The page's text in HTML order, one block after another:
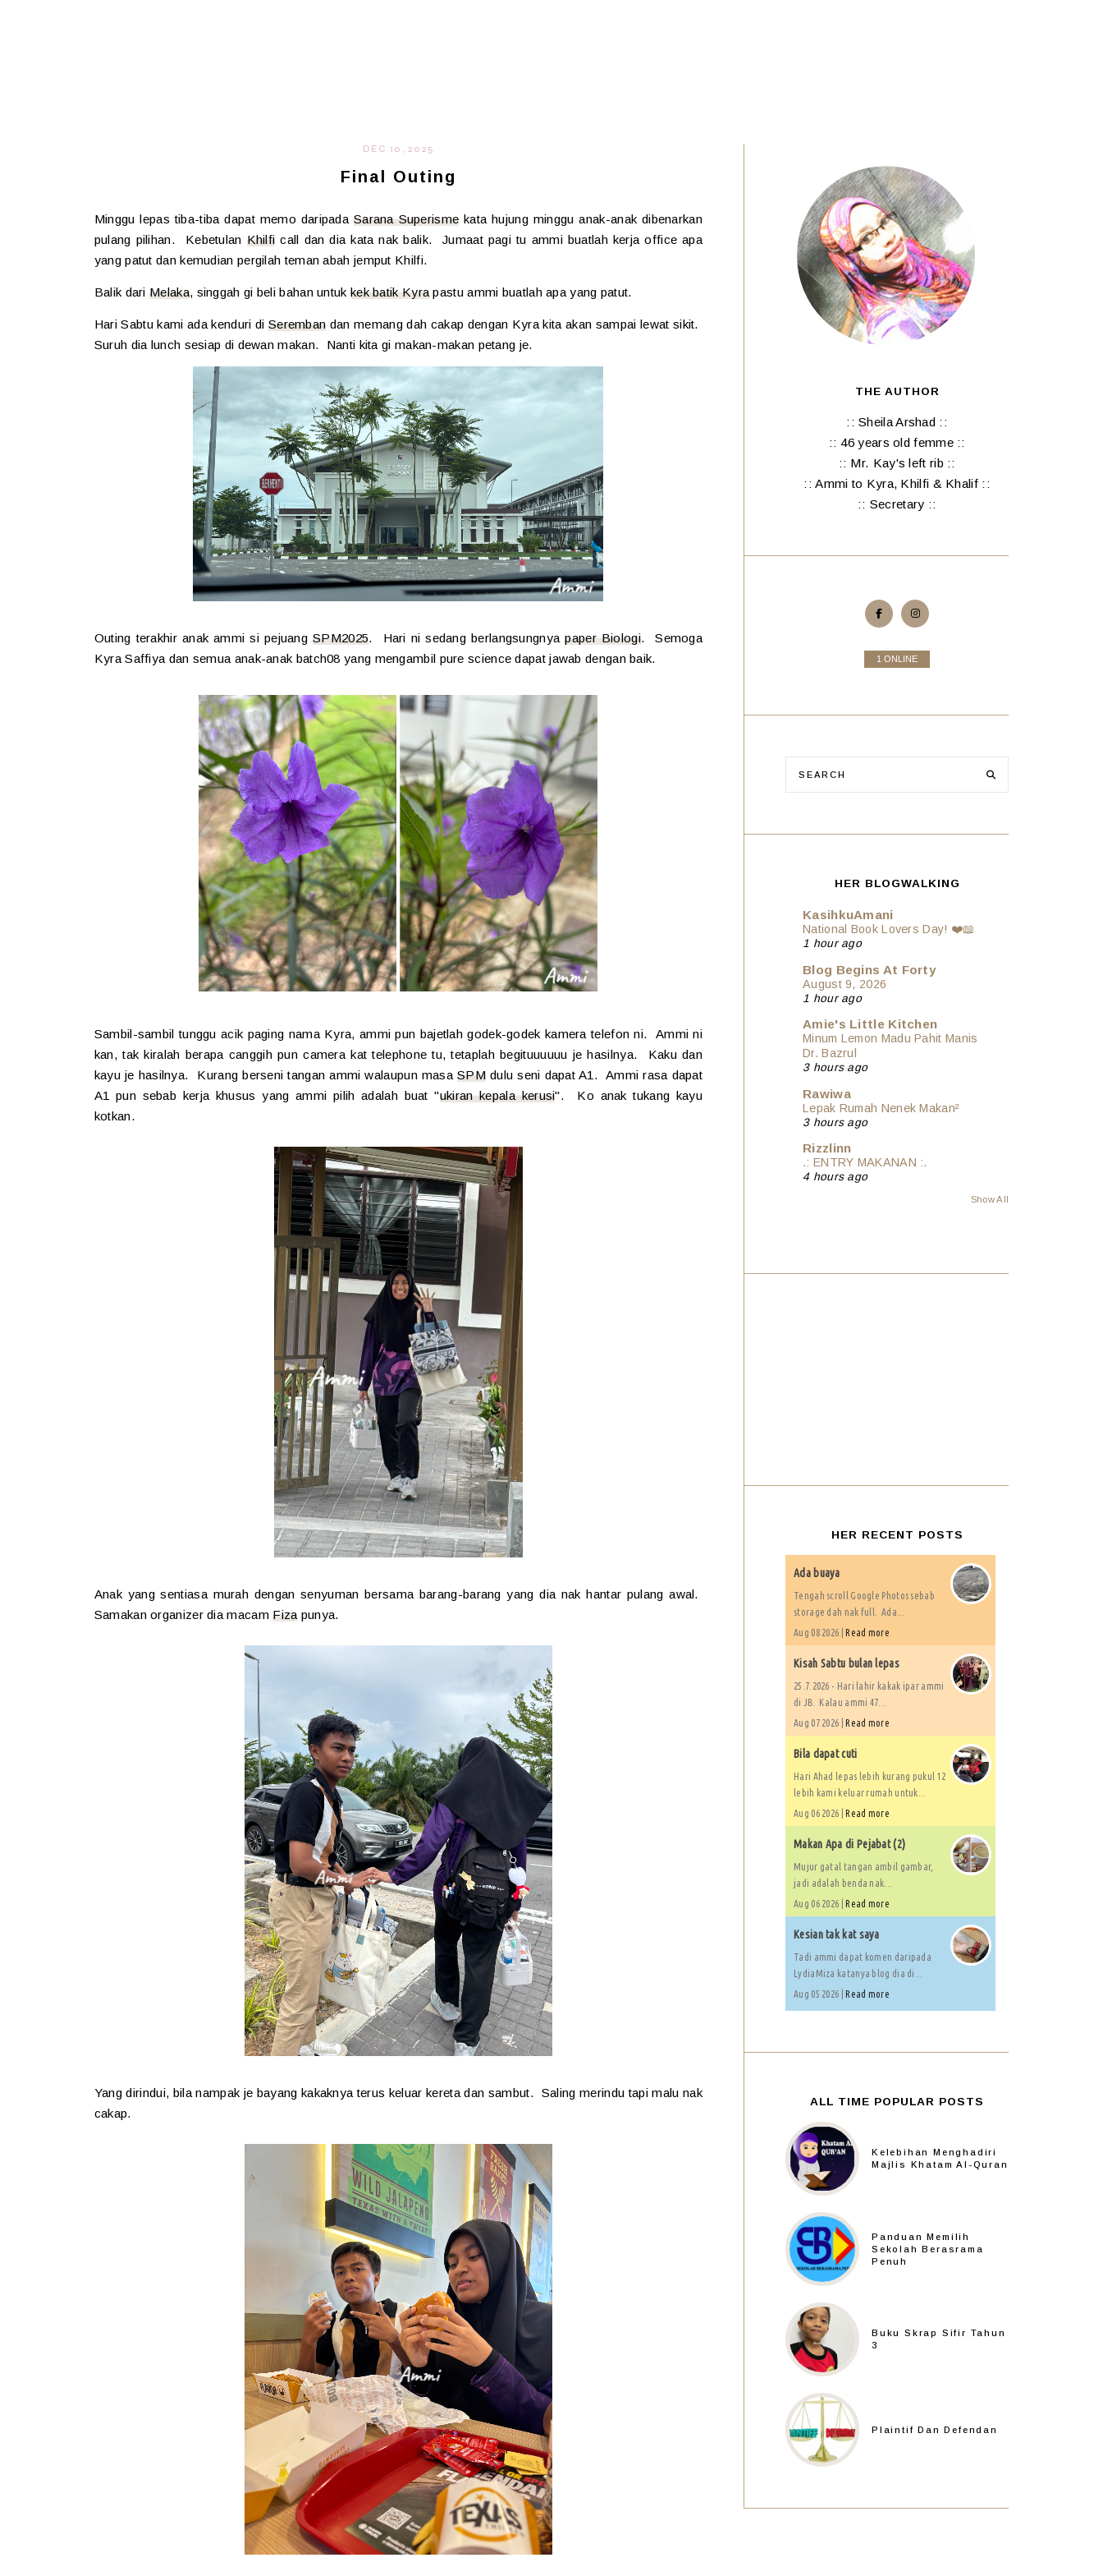
DEC 10, 2025
Final Outing
Minggu lepas tiba-tiba dapat memo daripada Sarana Superisme kata hujung minggu anak-anak dibenarkan
pulang pilihan. Kebetulan Khilfi call dan dia kata nak balik. Jumaat pagi tu ammi buatlah kerja office apa
yang patut dan kemudian pergilah teman abah jemput Khilfi.
Balik dariMelaka, singgah gi beli bahan untuk kek batik Kyra pastu ammi buatlah apa yang patut.
Hari Sabtu kami ada kenduri di Seremban dan memang dah cakap dengan Kyra kita akan sampai lewat sikit.
Suruh dia lunch sesiap di dewan makan. Nanti kita gi makan-makan petang je.
Outing terakhir anak ammi si pejuangSPM2025. Hari ni sedang berlangsungnyapaper Biologi. Semoga
Kyra Saffiya dan semua anak-anak batch08 yang mengambil pure science dapat jawab dengan baik.
Sambil-sambil tunggu acik paging nama Kyra, ammi pun bajetlah godek-godek kamera telefon ni. Ammi ni
kan, tak kiralah berapa canggih pun camera kat telephone tu, tetaplah begituuuuuu je hasilnya. Kaku dan
kayu je hasilnya. Kurang berseni tangan ammi walaupun masaSPM dulu seni dapat A1. Ammi rasa dapat
A1 pun sebab kerja khusus yang ammi pilih adalah buat "ukiran kepala kerusi". Ko anak tukang kayu
kotkan.
Anak yang sentiasa murah dengan senyuman bersama barang-barang yang dia nak hantar pulang awal.
Samakan organizer dia macamFiza punya.
Yang dirindui, bila nampak je bayang kakaknya terus keluar kereta dan sambut. Saling merindu tapi malu nak
cakap.
THE AUTHOR
:: Sheila Arshad ::
:: 46 years old femme ::
:: Mr. Kay's left rib ::
:: Ammi to Kyra, Khilfi & Khalif ::
:: Secretary ::
1 ONLINE
HER BLOGWALKING
KasihkuAmani
National Book Lovers Day! ❤️📖
1 hour ago
Blog Begins At Forty
August 9, 2026
1 hour ago
Amie's Little Kitchen
Minum Lemon Madu Pahit Manis
Dr. Bazrul
3 hours ago
Rawiwa
Lepak Rumah Nenek Makan²
3 hours ago
Rizzlinn
.: ENTRY MAKANAN :.
4 hours ago
Show All
HER RECENT POSTS
Ada buaya
Tengah scroll Google Photos sebab
storage dah nak full. Ada...
Aug 08 2026 | Read more
Kisah Sabtu bulan lepas
25.7.2026 - Hari lahir kakak ipar ammi
di JB. Kalau ammi 47...
Aug 07 2026 | Read more
Bila dapat cuti
Hari Ahad lepas lebih kurang pukul 12
lebih kami keluar rumah untuk...
Aug 06 2026 | Read more
Makan Apa di Pejabat (2)
Mujur gatal tangan ambil gambar,
jadi adalah benda nak...
Aug 06 2026 | Read more
Kesian tak kat saya
Tadi ammi dapat komen daripada
LydiaMiza katanya blog dia di...
Aug 05 2026 | Read more
ALL TIME POPULAR POSTS
Kelebihan Menghadiri
Majlis Khatam Al-Quran
Panduan Memilih
Sekolah Berasrama
Penuh
Buku Skrap Sifir Tahun
3
Plaintif Dan Defendan